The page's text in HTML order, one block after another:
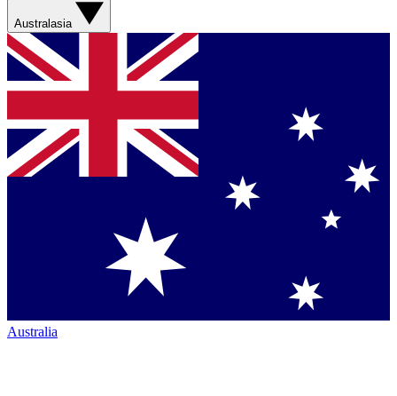
Australasia
Australia